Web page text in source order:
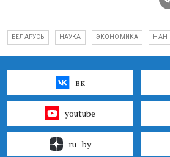
БЕЛАРУСЬ НАУКА ЭКОНОМИКА НАН
вк
youtube
ru–by